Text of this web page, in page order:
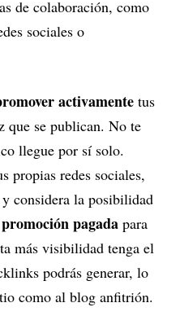
de colaboración, como
sociales o
activamente tus
que se publican. No te
llegue por sí solo.
propias redes sociales,
considera la posibilidad
promoción pagada para
más visibilidad tenga el
podrás generar, lo
como al blog anfitrión.